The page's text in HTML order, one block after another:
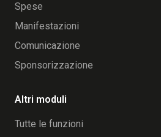
Spese
Manifestazioni
Comunicazione
Sponsorizzazione
Altri moduli
Tutte le funzioni